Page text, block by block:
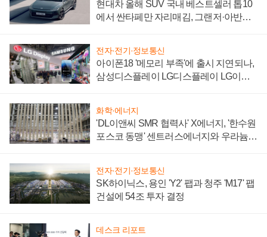
현대차 올해 SUV 국내 베스트셀러 톱10
에서 싼타페만 자리매김, 그랜저·아반떼
전자·전기·정보통신
아이폰18 '메모리 부족'에 출시 지연되나,
삼성디스플레이 LG디스플레이 LG이노
화학·에너지
'DL이앤씨 SMR 협력사' X에너지, '한수원
포스코 동맹' 센트러스에너지와 우라늄
전자·전기·정보통신
SK하이닉스, 용인 'Y2' 팹과 청주 'M17' 팹
건설에 54조 투자 결정
데스크 리포트